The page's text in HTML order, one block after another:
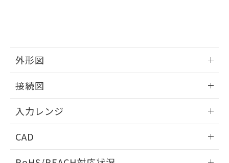
外形図
接続図
入力レンジ
CAD